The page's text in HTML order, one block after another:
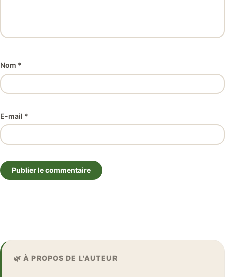
Nom *
E-mail *
Publier le commentaire
🌿 À PROPOS DE L'AUTEUR